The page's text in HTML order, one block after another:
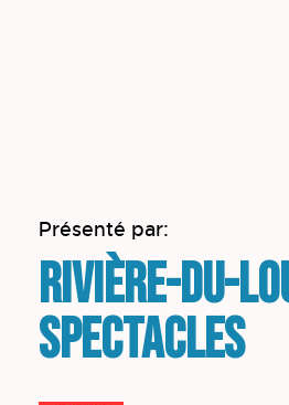
Présenté par:
Rivière-du-
spectacles